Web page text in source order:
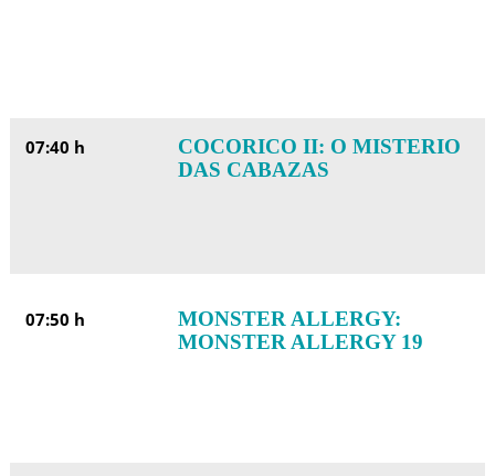
07:40 h
COCORICO II: O MISTERIO
DAS CABAZAS
07:50 h
MONSTER ALLERGY:
MONSTER ALLERGY 19